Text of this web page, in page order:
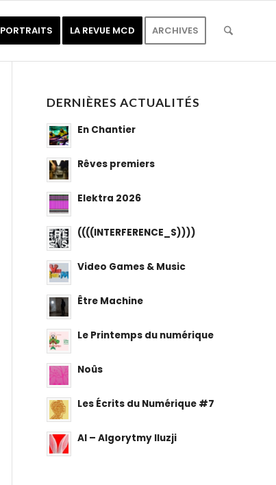
PORTRAITS LA REVUE MCD ARCHIVES
DERNIÈRES ACTUALITÉS
En Chantier
Rêves premiers
Elektra 2026
((((INTERFERENCE_S))))
Video Games & Music
Être Machine
Le Printemps du numérique
Noûs
Les Écrits du Numérique #7
AI – Algorytmy Iluzji